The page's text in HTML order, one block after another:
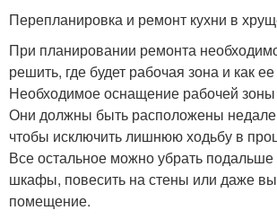
Перепланировка и ремонт кухни в
При планировании ремонта
решить, где будет рабочая зона и как
Необходимое оснащение рабочей зоны
Они должны быть расположены
чтобы исключить лишнюю ходьбу в
Все остальное можно убрать подальше
шкафы, повесить на стены или даже
помещение.